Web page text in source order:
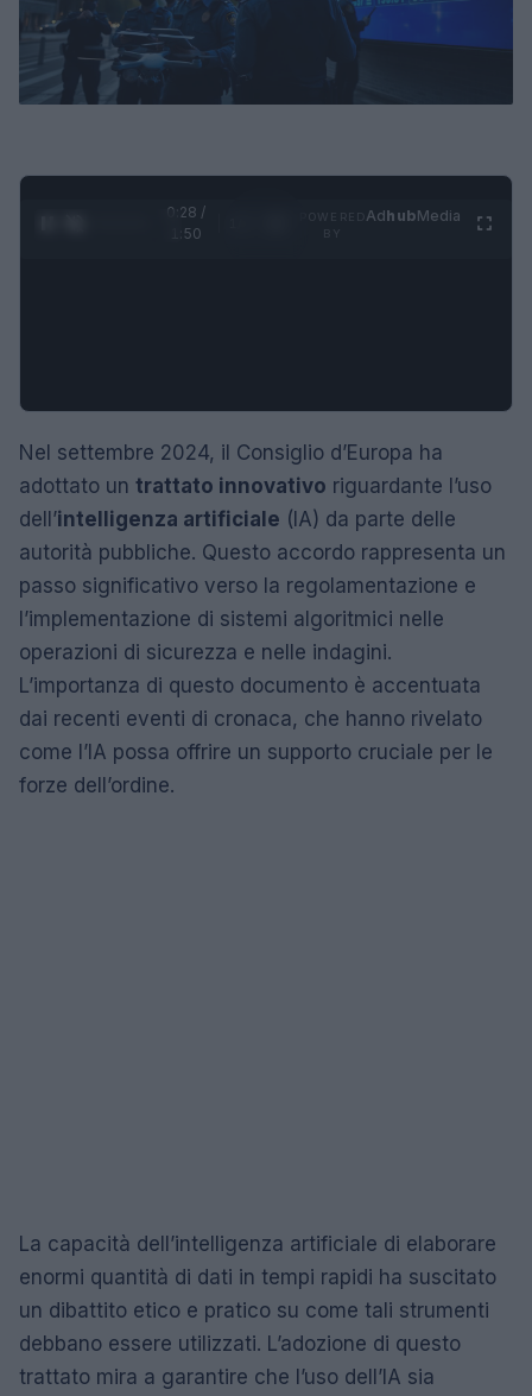
0:28 /
1:50
AdhubMedia
Nel settembre 2024, il Consiglio d’Europa ha
adottato un trattato innovativo riguardante l’uso
dell’intelligenza artificiale (IA) da parte delle
autorità pubbliche. Questo accordo rappresenta un
passo significativo verso la regolamentazione e
l’implementazione di sistemi algoritmici nelle
operazioni di sicurezza e nelle indagini.
L’importanza di questo documento è accentuata
dai recenti eventi di cronaca, che hanno rivelato
come l’IA possa offrire un supporto cruciale per le
forze dell’ordine.
La capacità dell’intelligenza artificiale di elaborare
enormi quantità di dati in tempi rapidi ha suscitato
un dibattito etico e pratico su come tali strumenti
debbano essere utilizzati. L’adozione di questo
trattato mira a garantire che l’uso dell’IA sia